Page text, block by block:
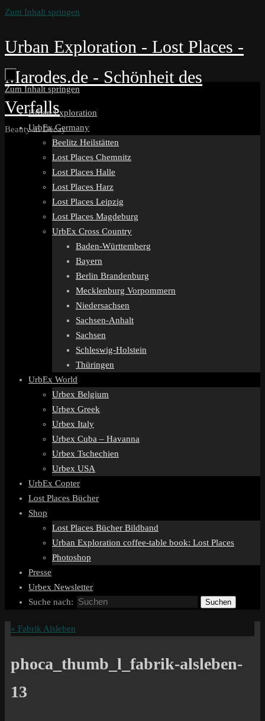
Zum Inhalt springen
Urban Exploration - Lost Places -
Marodes.de - Schönheit des
Verfalls
Beauty in Decay
Zum Inhalt springen
Urban Exploration
UrbEx Germany
Beelitz Heilstätten
Lost Places Chemnitz
Lost Places Halle
Lost Places Harz
Lost Places Leipzig
Lost Places Magdeburg
UrbEx Cross Country
Baden-Württemberg
Bayern
Berlin Brandenburg
Mecklenburg Vorpommern
Niedersachsen
Sachsen-Anhalt
Sachsen
Schleswig-Holstein
Thüringen
UrbEx World
Urbex Belgium
Urbex Greek
Urbex Italy
Urbex Cuba – Havanna
Urbex Tschechien
Urbex USA
UrbEx Copter
Lost Places Bücher
Shop
Lost Places Bücher Bildband
Urban Exploration coffee-table book: Lost Places
Photoshop
Presse
Urbex Newsletter
Suche nach:
Suchen
« Fabrik Alsleben
phoca_thumb_l_fabrik-alsleben-
13